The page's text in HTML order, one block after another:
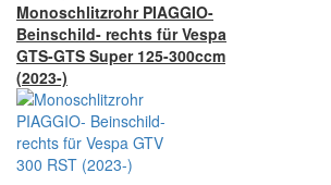
Monoschlitzrohr PIAGGIO-
Beinschild- rechts für Vespa
GTS-GTS Super 125-300ccm
(2023-)